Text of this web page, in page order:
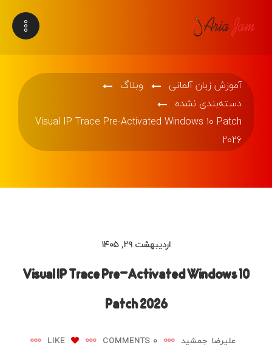
آموزش زبان آلمانی
وبلاگ
دسته‌بندی نشده
Visual IP Trace Pre-Activated Windows 10 Patch
2026
اردیبهشت ۲۹, ۱۴۰۵
Visual IP Trace Pre-Activated Windows 10
Patch 2026
علیرضا جمشید 0 COMMENTS
LIKE